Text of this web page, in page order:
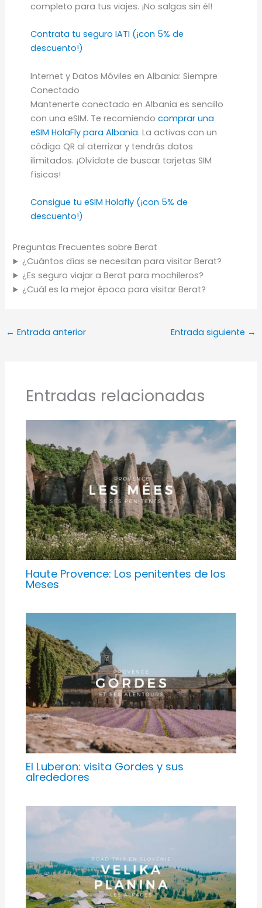
completo para tus viajes. ¡No salgas sin él!
Contrata tu seguro IATI (¡con 5% de
descuento!)
Internet y Datos Móviles en Albania: Siempre
Conectado
Mantenerte conectado en Albania es sencillo
con una eSIM. Te recomiendo comprar una
eSIM HolaFly para Albania. La activas con un
código QR al aterrizar y tendrás datos
ilimitados. ¡Olvídate de buscar tarjetas SIM
físicas!
Consigue tu eSIM Holafly (¡con 5% de
descuento!)
Preguntas Frecuentes sobre Berat
¿Cuántos días se necesitan para visitar Berat?
¿Es seguro viajar a Berat para mochileros?
¿Cuál es la mejor época para visitar Berat?
← Entrada anterior Entrada siguiente →
Entradas relacionadas
Haute Provence: Los penitentes de los
Meses
El Luberon: visita Gordes y sus
alrededores